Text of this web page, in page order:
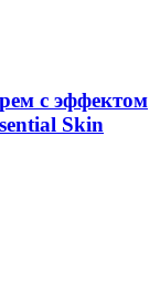
c эффектом
Skin